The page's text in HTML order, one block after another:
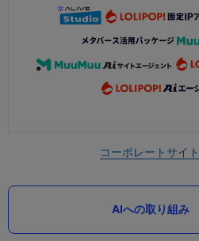
コーポレートサイト
AIへの取り組み